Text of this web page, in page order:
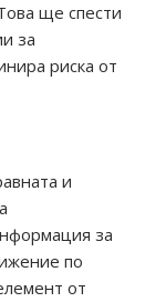
ще спести
за
риска от
и
за
по
от